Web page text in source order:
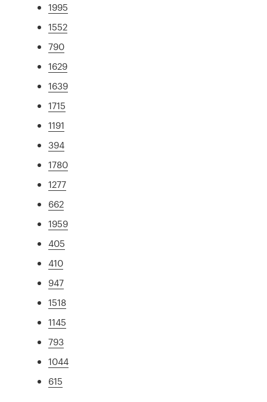
1995
1552
790
1629
1639
1715
1191
394
1780
1277
662
1959
405
410
947
1518
1145
793
1044
615